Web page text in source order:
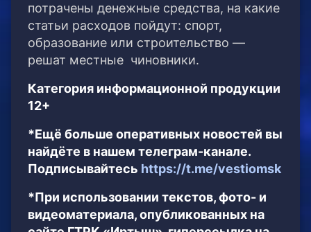
потрачены денежные средства, на какие
статьи расходов пойдут: спорт,
образование или строительство —
решат местные чиновники.
Категория информационной продукции
12+
*Ещё больше оперативных новостей вы
найдёте в нашем телеграм-канале.
Подписывайтесь https://t.me/vestiomsk
*При использовании текстов, фото- и
видеоматериала, опубликованных на